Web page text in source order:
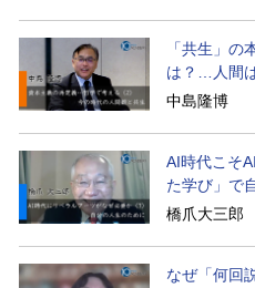
「共生」の
は？…人間
becoming
中島隆博
AI時代こそ
た学び」で
らませる
橋爪大三郎
なぜ「何回